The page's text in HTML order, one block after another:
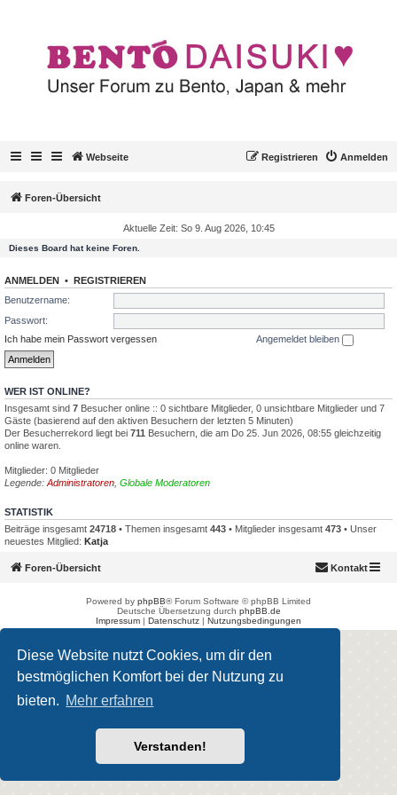
Diese Website nutzt Cookies, um dir den
bestmöglichen Komfort bei der Nutzung zu
bieten. Mehr erfahren
Verstanden!
Webseite Anmelden
Registrieren
Foren-Übersicht
Aktuelle Zeit: So 9. Aug 2026, 10:45
Dieses Board hat keine Foren.
ANMELDEN • REGISTRIEREN
Benutzername:
Passwort:
Ich habe mein Passwort vergessen
Angemeldet bleiben
WER IST ONLINE?
Insgesamt sind 7 Besucher online :: 0 sichtbare Mitglieder, 0 unsichtbare Mitglieder und 7
Gäste (basierend auf den aktiven Besuchern der letzten 5 Minuten)
Der Besucherrekord liegt bei 711 Besuchern, die am Do 25. Jun 2026, 08:55 gleichzeitig
online waren.
Mitglieder: 0 Mitglieder
Legende: Administratoren Globale Moderatoren
STATISTIK
Beiträge insgesamt 24718 • Themen insgesamt 443 • Mitglieder insgesamt 473 • Unser
neuestes Mitglied: Katja
Foren-Übersicht Kontakt
Powered by phpBB® Forum Software © phpBB Limited
Deutsche Übersetzung durch phpBB.de
Impressum | Datenschutz | Nutzungsbedingungen